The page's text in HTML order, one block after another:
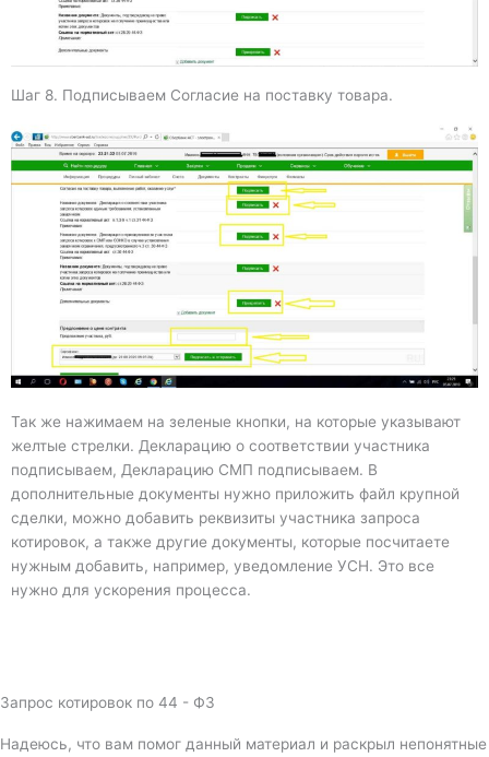
Шаг 8. Подписываем Согласие на поставку товара.
Так же нажимаем на зеленые кнопки, на которые указывают
желтые стрелки. Декларацию о соответствии участника
подписываем, Декларацию СМП подписываем. В
дополнительные документы нужно приложить файл крупной
сделки, можно добавить реквизиты участника запроса
котировок, а также другие документы, которые посчитаете
нужным добавить, например, уведомление УСН. Это все
нужно для ускорения процесса.
Запрос котировок по 44 - ФЗ
Надеюсь, что вам помог данный материал и раскрыл непонятные